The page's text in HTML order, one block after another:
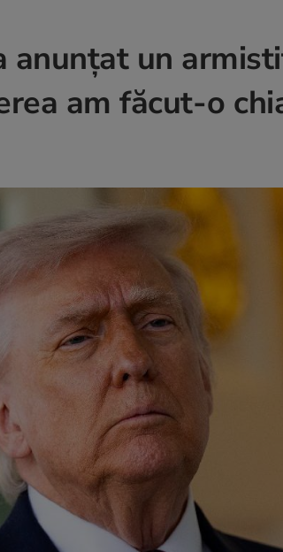
anunțat un
am făcut-o